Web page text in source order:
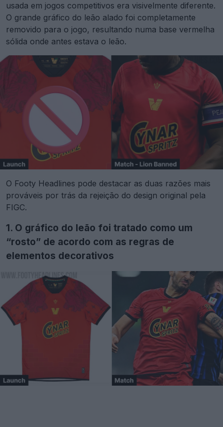
usada em jogos competitivos era visivelmente diferente.
O grande gráfico do leão alado foi completamente
removido para o jogo, resultando numa base vermelha
sólida onde antes estava o leão.
O Footy Headlines pode destacar as duas razões mais
prováveis por trás da rejeição do design original pela
FIGC.
1. O gráfico do leão foi tratado como um
“rosto” de acordo com as regras de
elementos decorativos